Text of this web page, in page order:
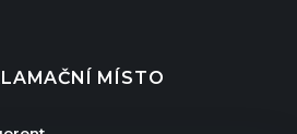
MÍSTO